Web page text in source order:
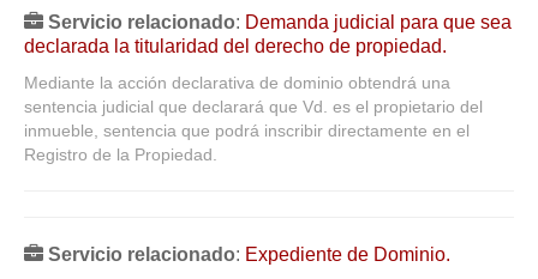
Servicio relacionado: Demanda judicial para que sea
declarada la titularidad del derecho de propiedad.
Mediante la acción declarativa de dominio obtendrá una
sentencia judicial que declarará que Vd. es el propietario del
inmueble, sentencia que podrá inscribir directamente en el
Registro de la Propiedad.
Servicio relacionado: Expediente de Dominio.